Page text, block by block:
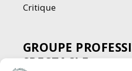
Critique
GROUPE
SPECTACLE